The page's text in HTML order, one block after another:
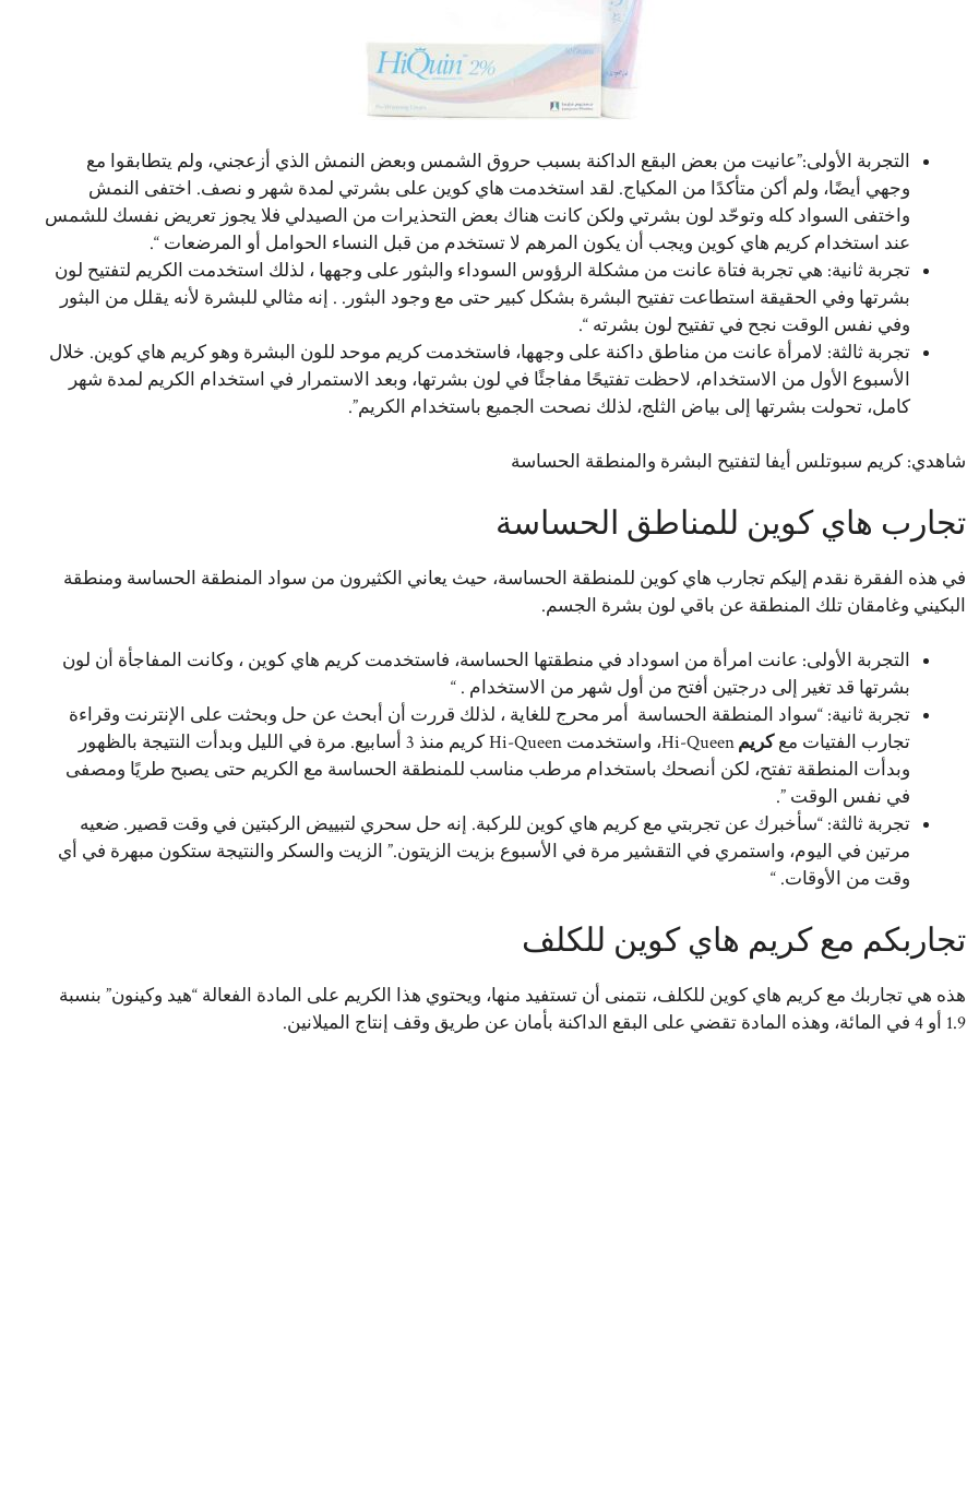
التجربة الأولى:”عانيت من بعض البقع الداكنة بسبب حروق الشمس وبعض النمش الذي أزعجني، ولم يتطابقوا مع
وجهي أيضًا، ولم أكن متأكدًا من المكياج. لقد استخدمت هاي كوين على بشرتي لمدة شهر و نصف. اختفى النمش
واختفى السواد كله وتوحّد لون بشرتي ولكن كانت هناك بعض التحذيرات من الصيدلي فلا يجوز تعريض نفسك للشمس
عند استخدام كريم هاي كوين ويجب أن يكون المرهم لا تستخدم من قبل النساء الحوامل أو المرضعات “.
تجربة ثانية: هي تجربة فتاة عانت من مشكلة الرؤوس السوداء والبثور على وجهها ، لذلك استخدمت الكريم لتفتيح لون
بشرتها وفي الحقيقة استطاعت تفتيح البشرة بشكل كبير حتى مع وجود البثور. . إنه مثالي للبشرة لأنه يقلل من البثور
وفي نفس الوقت نجح في تفتيح لون بشرته “.
تجربة ثالثة: لامرأة عانت من مناطق داكنة على وجهها، فاستخدمت كريم موحد للون البشرة وهو كريم هاي كوين. خلال
الأسبوع الأول من الاستخدام، لاحظت تفتيحًا مفاجئًا في لون بشرتها، وبعد الاستمرار في استخدام الكريم لمدة شهر
كامل، تحولت بشرتها إلى بياض الثلج، لذلك نصحت الجميع باستخدام الكريم”.
شاهدي:كريم سبوتلس أيفا لتفتيح البشرة والمنطقة الحساسة
تجارب هاي كوين للمناطق الحساسة
في هذه الفقرة نقدم إليكم تجارب هاي كوين للمنطقة الحساسة، حيث يعاني الكثيرون من سواد المنطقة الحساسة ومنطقة
البكيني وغامقان تلك المنطقة عن باقي لون بشرة الجسم.
التجربة الأولى: عانت امرأة من اسوداد في منطقتها الحساسة، فاستخدمت كريم هاي كوين ، وكانت المفاجأة أن لون
بشرتها قد تغير إلى درجتين أفتح من أول شهر من الاستخدام . “
تجربة ثانية: “سواد المنطقة الحساسة أمر محرج للغاية ، لذلك قررت أن أبحث عن حل وبحثت على الإنترنت وقراءة
تجارب الفتيات معكريم
Hi-Queen، واستخدمت Hi-Queen كريم منذ 3 أسابيع. مرة في الليل وبدأت النتيجة بالظهور
وبدأت المنطقة تفتح، لكن أنصحك باستخدام مرطب مناسب للمنطقة الحساسة مع الكريم حتى يصبح طريًا ومصفى
في نفس الوقت ”.
تجربة ثالثة: “سأخبرك عن تجربتي مع كريم هاي كوين للركبة. إنه حل سحري لتبييض الركبتين في وقت قصير. ضعيه
مرتين في اليوم، واستمري في التقشير مرة في الأسبوع بزيت الزيتون.” الزيت والسكر والنتيجة ستكون مبهرة في أي
وقت من الأوقات. “
تجاربكم مع كريم هاي كوين للكلف
هذه هي تجاربك مع كريم هاي كوين للكلف، نتمنى أن تستفيد منها، ويحتوي هذا الكريم على المادة الفعالة “هيد وكينون” بنسبة
1.9 أو 4 في المائة، وهذه المادة تقضي على البقع الداكنة بأمان عن طريق وقف إنتاج الميلانين.